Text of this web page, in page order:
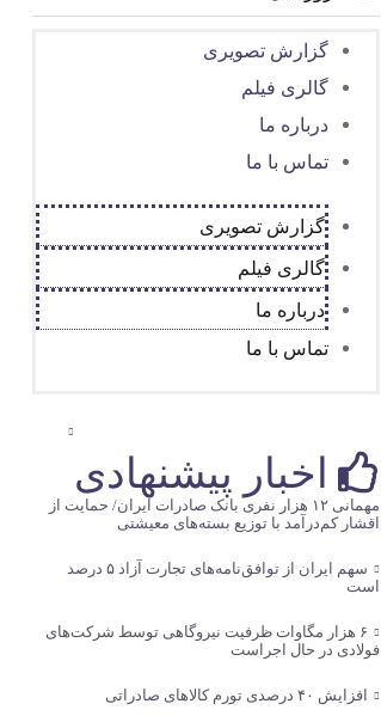
گزارش تصویری
گالری فیلم
درباره ما
تماس با ما
گزارش تصویری
گالری فیلم
درباره ما
تماس با ما
اخبار پیشنهادی
مهمانی ۱۲ هزار نفری بانک صادرات ایران/ حمایت از
اقشار کم‌درآمد با توزیع بسته‌های معیشتی
سهم ایران از توافق‌نامه‌های تجارت آزاد ۵ درصد
است
۶ هزار مگاوات ظرفیت نیروگاهی توسط شرکت‌های
فولادی در حال اجراست
افزایش ۴۰ درصدی تورم کالاهای صادراتی